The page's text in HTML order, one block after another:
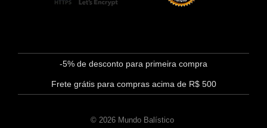
-5% de desconto para primeira compra
Frete grátis para compras acima de R$ 500
© 2026 Mundo Balístico